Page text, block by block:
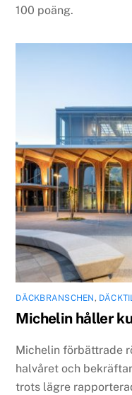
100 poäng.
DÄCKBRANSCHEN ,
Michelin håller
Michelin förbättrade
halvåret och
trots lägre